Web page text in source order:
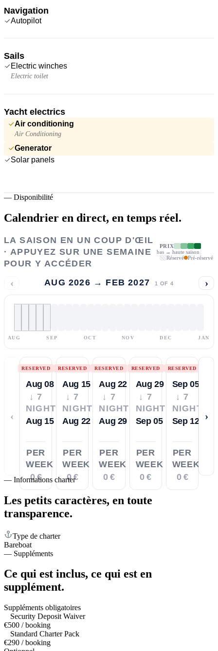
Navigation
Autopilot
Sails
Electric winches
Electric toilet
Yacht electrics
Air conditioning
Air Conditioning
Generator
Solar panels
— Disponibilité
Calendrier en direct, en temps réel.
LA SAISON EN UN COUP D'ŒIL
· APPUYEZ SUR UNE SEMAINE
POUR Y ACCÉDER
PRIX
bas → haute saison
Réservé
Pré-réservé
‹ AUG 2026 → FEB 2027 1 OF 4 ›
AUG SEP OCT NOV DEC JAN
‹
RESERVED
Aug 08
↓ 7
NIGHTS
Aug 15
PER
WEEK
0 €
RESERVED
Aug 15
↓ 7
NIGHTS
Aug 22
PER
WEEK
0 €
RESERVED
Aug 22
↓ 7
NIGHTS
Aug 29
PER
WEEK
0 €
RESERVED
Aug 29
↓ 7
NIGHTS
Sep 05
PER
WEEK
0 €
RESERVED
Sep 05
↓ 7
NIGHTS
Sep 12
PER
WEEK
0 €
›
— Informations charter
Les petits caractères, en toute
transparence.
Type de charter
Bareboat
— Suppléments
Ce qui est inclus, ce qui est en
supplément.
Suppléments obligatoires
Security Deposit Waiver
€500 / booking
Standard Charter Pack
€290 / booking